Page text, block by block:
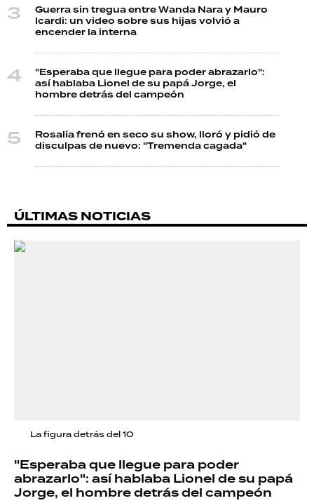
Guerra sin tregua entre Wanda Nara y Mauro
Icardi: un video sobre sus hijas volvió a
encender la interna
"Esperaba que llegue para poder abrazarlo":
así hablaba Lionel de su papá Jorge, el
hombre detrás del campeón
Rosalía frenó en seco su show, lloró y pidió de
disculpas de nuevo: "Tremenda cagada"
ÚLTIMAS NOTICIAS
La figura detrás del 10
"Esperaba que llegue para poder
abrazarlo": así hablaba Lionel de su papá
Jorge, el hombre detrás del campeón